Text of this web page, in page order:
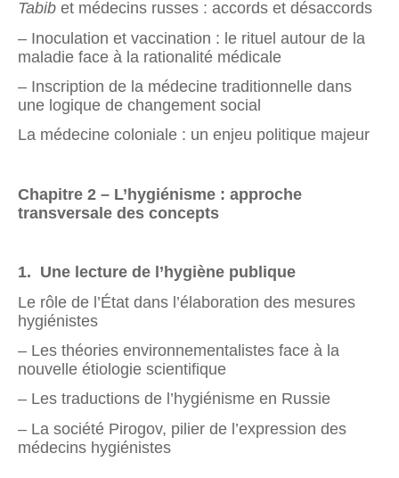
Tabib et médecins russes : accords et désaccords
– Inoculation et vaccination : le rituel autour de la
maladie face à la rationalité médicale
– Inscription de la médecine traditionnelle dans
une logique de changement social
La médecine coloniale : un enjeu politique majeur
Chapitre 2 – L’hygiénisme : approche
transversale des concepts
1. Une lecture de l’hygiène publique
Le rôle de l’État dans l’élaboration des mesures
hygiénistes
– Les théories environnementalistes face à la
nouvelle étiologie scientifique
– Les traductions de l’hygiénisme en Russie
– La société Pirogov, pilier de l’expression des
médecins hygiénistes